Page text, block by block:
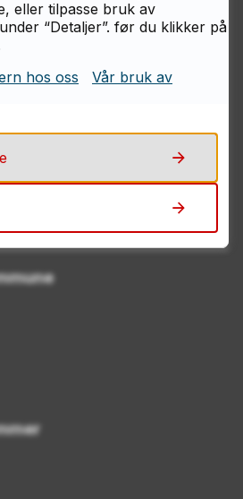
eller tilpasse bruk av
“Detaljer”. før du klikker på
hos oss
Vår bruk av